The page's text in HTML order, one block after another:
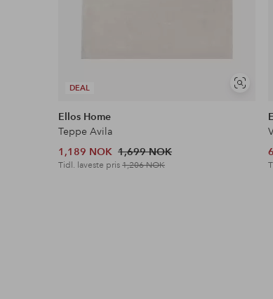
DEAL
Vis
Ellos Home
Teppe Avila
1,189 NOK 1,699 NOK
Tidl. laveste pris1,206 NOK